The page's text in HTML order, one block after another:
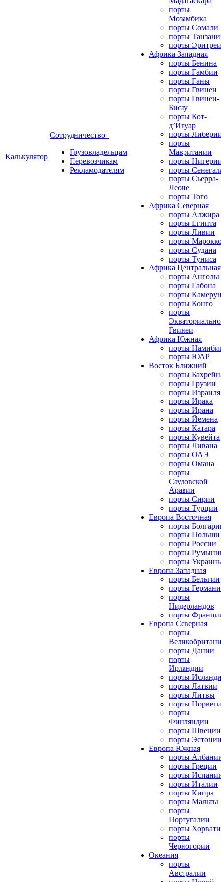
Калькулятор
Сотрудничество
Грузовладельцам
Перевозчикам
Рекламодателям
порты
Мозамбика
порты Сомали
порты
порты Эритреи
Африка Западная
порты Бенина
порты Гамбии
порты Ганы
порты Гвинеи
порты Гвинеи-
Бисау
порты Кот-
д’Ивуар
порты
порты
Мавритании
порты
порты
порты Сьерра-
Леоне
порты Того
Африка Северная
порты Алжира
порты Египта
порты Ливии
порты Марокко
порты Судана
порты Туниса
Африка Центральная
порты Анголы
порты Габона
порты
порты Конго
порты
Гвинеи
Африка Южная
порты
порты ЮАР
Восток Ближний
порты
порты Грузии
порты Израиля
порты Ирака
порты Ирана
порты Йемена
порты Катара
порты Кувейта
порты Ливана
порты ОАЭ
порты Омана
порты
Саудовской
Аравии
порты Сирии
порты Турции
Европа Восточная
порты
порты Польши
порты России
порты
порты
Европа Западная
порты Бельгии
порты
порты
Нидерландов
порты
Европа Северная
порты
порты Дании
порты
Ирландии
порты
порты Латвии
порты Литвы
порты
порты
Финляндии
порты Швеции
порты Эстонии
Европа Южная
порты
порты Греции
порты
порты Италии
порты Кипра
порты Мальты
порты
Португалии
порты
порты
Черногории
Океания
порты
Австралии